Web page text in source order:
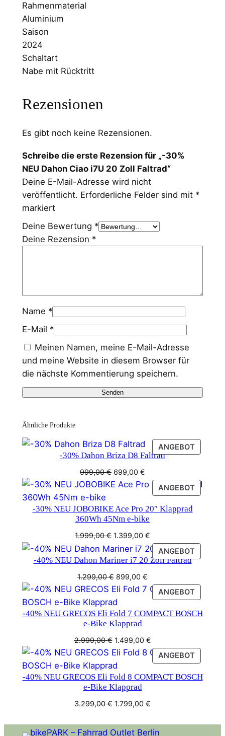
Rahmenmaterial
Aluminium
Saison
2024
Schaltart
Nabe mit Rücktritt
Rezensionen
Es gibt noch keine Rezensionen.
Schreibe die erste Rezension für „-30%
NEU Dahon Ciao i7U 20 Zoll Faltrad“
Deine E-Mail-Adresse wird nicht
veröffentlicht. Erforderliche Felder sind mit *
markiert
Deine Bewertung *
Deine Rezension *
Name *
E-Mail *
Meinen Namen, meine E-Mail-Adresse
und meine Website in diesem Browser für
die nächste Kommentierung speichern.
Ähnliche Produkte
ANGEBOT
IM
-30% Dahon Briza D8 Faltrad
999,00€ Ursprünglicher
Preis
999,00 €
699,00 €
Preis
ist:
699,00 €.
ANGEBOT
IM
-30% NEU JOBOBIKE Ace Pro 20″ Klapprad
360Wh 45Nm e-bike
1.999,00€ Ursprünglicher
Preis
war:
1.399,00 €
Preis
ist:
ANGEBOT
IM
-40% NEU Dahon Mariner i7 20 Zoll Faltrad
1.299,00€ Ursprünglicher
Preis
war:
1.299,00 €
899,00 €
Preis
ist:
899,00 €.
ANGEBOT
IM
-40% NEU GRECOS Eli Fold 7 COMPACT BOSCH
e-Bike Klapprad
2.999,00€ Ursprünglicher
Preis
war:
2.999,00 €
1.499,00 €Aktueller
Preis
ist:
1.499,00 €.
ANGEBOT
IM
-40% NEU GRECOS Eli Fold 8 COMPACT BOSCH
e-Bike Klapprad
3.299,00€ Ursprünglicher
war:
1.799,00 €
ist: